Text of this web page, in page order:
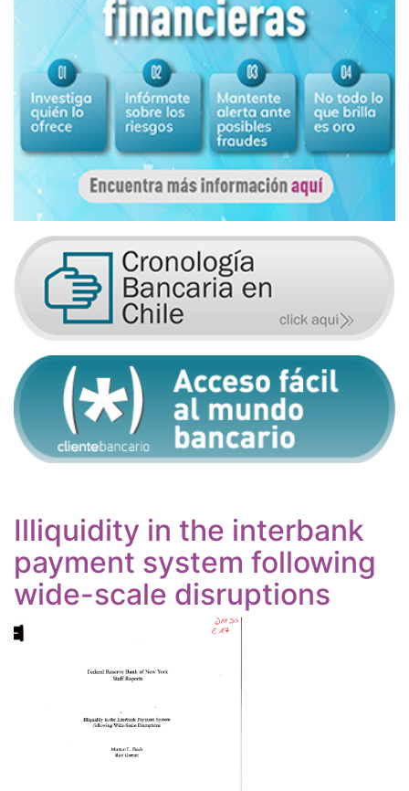
Illiquidity in the interbank
payment system following
wide-scale disruptions